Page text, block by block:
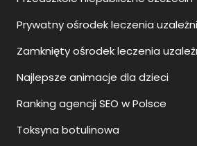
Prywatny ośrodek leczenia
Zamknięty ośrodek leczenia
Najlepsze animacje dla dzieci
Ranking agencji SEO w Polsce
Toksyna botulinowa